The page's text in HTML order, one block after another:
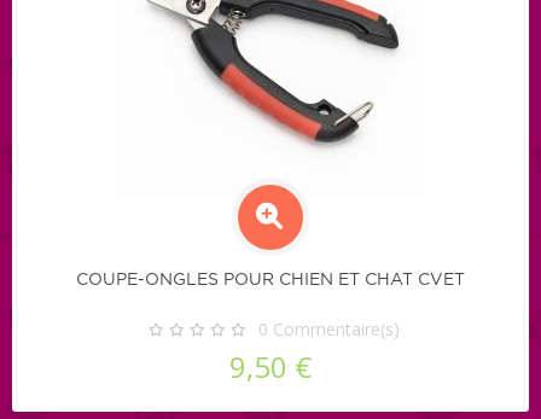
COUPE-ONGLES POUR CHIEN ET CHAT CVET
0 Commentaire(s)
9,50 €